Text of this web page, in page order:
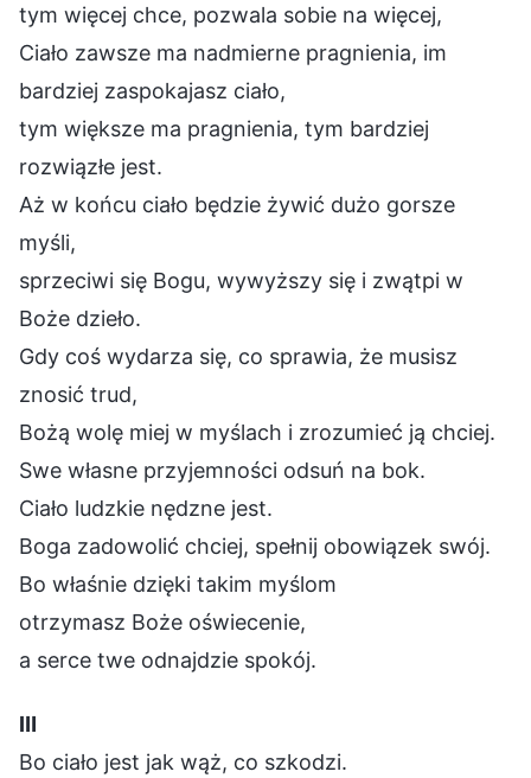
tym więcej chce, pozwala sobie na więcej,
Ciało zawsze ma nadmierne pragnienia, im
bardziej zaspokajasz ciało,
tym większe ma pragnienia, tym bardziej
rozwiązłe jest.
Aż w końcu ciało będzie żywić dużo gorsze
myśli,
sprzeciwi się Bogu, wywyższy się i zwątpi w
Boże dzieło.
Gdy coś wydarza się, co sprawia, że musisz
znosić trud,
Bożą wolę miej w myślach i zrozumieć ją chciej.
Swe własne przyjemności odsuń na bok.
Ciało ludzkie nędzne jest.
Boga zadowolić chciej, spełnij obowiązek swój.
Bo właśnie dzięki takim myślom
otrzymasz Boże oświecenie,
a serce twe odnajdzie spokój.
Ⅲ
Bo ciało jest jak wąż, co szkodzi.